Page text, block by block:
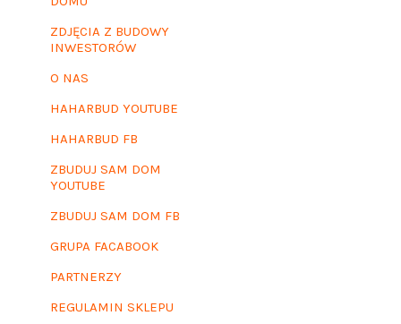
ZDJĘCIA Z BUDOWY
INWESTORÓW
O NAS
HAHARBUD YOUTUBE
HAHARBUD FB
ZBUDUJ SAM DOM
YOUTUBE
ZBUDUJ SAM DOM FB
GRUPA FACABOOK
PARTNERZY
REGULAMIN SKLEPU